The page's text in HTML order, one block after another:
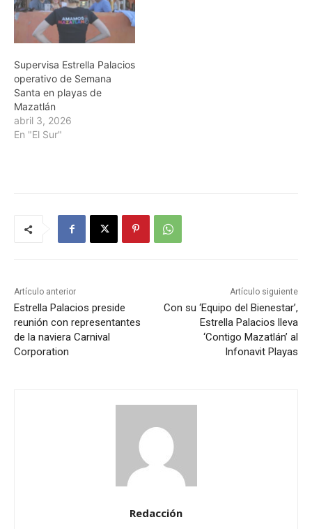
Supervisa Estrella Palacios
operativo de Semana
Santa en playas de
Mazatlán
abril 3, 2026
En "El Sur"
Artículo anterior
Estrella Palacios preside
reunión con representantes
de la naviera Carnival
Corporation
Artículo siguiente
Con su ‘Equipo del Bienestar’,
Estrella Palacios lleva
‘Contigo Mazatlán’ al
Infonavit Playas
Redacción